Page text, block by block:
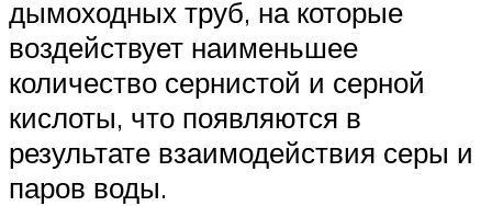
дымоходных труб, на которые
воздействует наименьшее
количество сернистой и серной
кислоты, что появляются в
результате взаимодействия серы и
паров воды.